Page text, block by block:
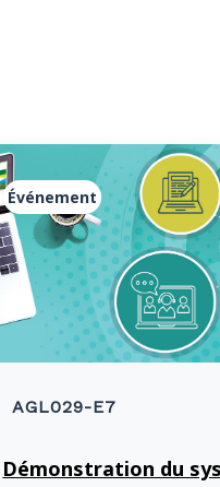
Événement
AGL029-E7
Démonstration du